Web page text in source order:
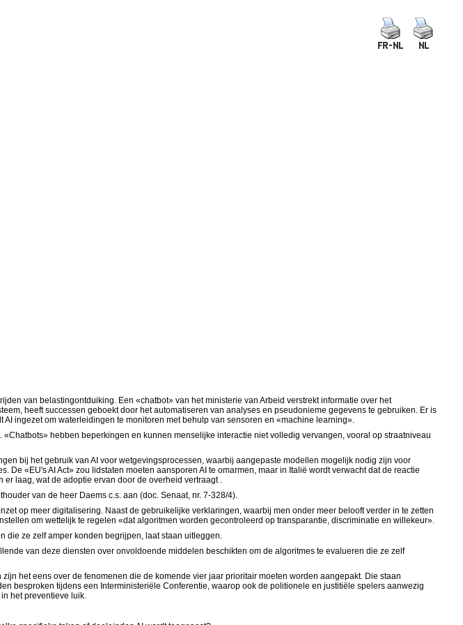
van belastingontduiking. Een «chatbot» van het ministerie van Arbeid verstrekt informatie over het
heeft successen geboekt door het automatiseren van analyses en pseudonieme gegevens te gebruiken. Er is
ingezet om waterleidingen te monitoren met behulp van sensoren en «machine learning».
hebben beperkingen en kunnen menselijke interactie niet volledig vervangen, vooral op straatniveau
bij het gebruik van AI voor wetgevingsprocessen, waarbij aangepaste modellen mogelijk nodig zijn voor
«EU's AI Act» zou lidstaten moeten aansporen AI te omarmen, maar in Italië wordt verwacht dat de reactie
laag, wat de adoptie ervan door de overheid vertraagt .
van de heer Daems c.s. aan (doc. Senaat, nr. 7-328/4).
op meer digitalisering. Naast de gebruikelijke verklaringen, waarbij men onder meer belooft verder in te zetten
om wettelijk te regelen «dat algoritmen worden gecontroleerd op transparantie, discriminatie en willekeur».
die ze zelf amper konden begrijpen, laat staan uitleggen.
van deze diensten over onvoldoende middelen beschikten om de algoritmes te evalueren die ze zelf
het eens over de fenomenen die de komende vier jaar prioritair moeten worden aangepakt. Die staan
besproken tijdens een Interministeriële Conferentie, waarop ook de politionele en justitiële spelers aanwezig
het preventieve luik.